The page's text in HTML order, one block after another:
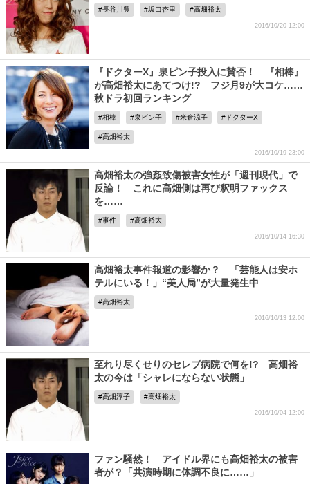
長谷川豊 坂口杏里 高畑裕太
2016/10/20 12:00
『ドクターX』泉ピン子投入に賛否！ 『相棒』
が高畑裕太にあてつけ!? フジ月9が大コケ……
秋ドラ初回ランキング
相棒 泉ピン子 米倉涼子 ドクターX
高畑裕太
2016/10/19 23:00
高畑裕太の強姦致傷被害女性が「週刊現代」で
反論！ これに高畑側は再び釈明ファックス
を……
事件 高畑裕太
2016/10/14 16:30
高畑裕太事件報道の影響か？ 「芸能人は安ホ
テルにいる！」“美人局”が大量発生中
高畑裕太
2016/10/13 12:00
至れり尽くせりのセレブ病院で何を!? 高畑裕
太の今は「シャレにならない状態」
高畑淳子 高畑裕太
2016/10/04 12:00
ファン騒然！ アイドル界にも高畑裕太の被害
者が？「共演時期に体調不良に……」